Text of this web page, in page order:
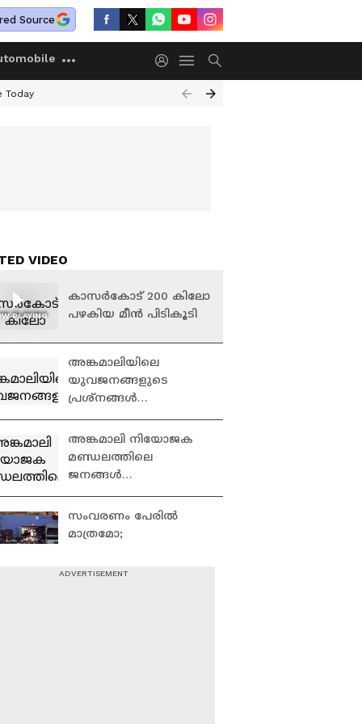
Source
Today
VIDEO
PLAYING
കാസര്‍കോട് 200 കിലോ
പഴകിയ മീന്‍ പിടികൂടി
അങ്കമാലിയിലെ
യുവജനങ്ങളുടെ
പ്രശ്നങ്ങൾ
Angamaly
അങ്കമാലി നിയോജക
മണ്ഡലത്തിലെ
ജനങ്ങൾ
സംവരണം പേരിൽ
മാത്രമോ;
മുൻഗണനയുണ്ടോ ? |